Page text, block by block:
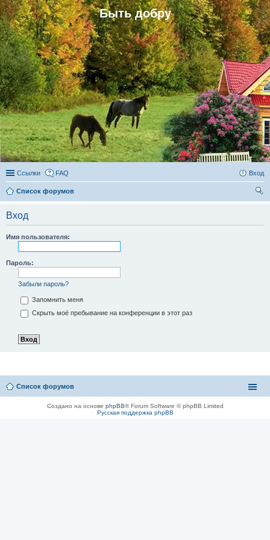
Быть добру
Ссылки FAQ Вход
Список форумов
Вход
Имя пользователя:
Пароль:
Забыли пароль?
Запомнить меня
Скрыть моё пребывание на конференции в этот раз
Список форумов
Создано на основе phpBB® Forum Software © phpBB Limited
Русская поддержка phpBB